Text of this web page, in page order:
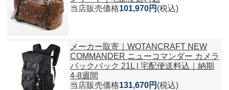
当店販売価格101,970円 (税込)
メーカー取寄｜WOTANCRAFT NEW
COMMANDER ニューコマンダー カメラ
バックパック 21L | 宅配便送料込｜納期
4-8週間
当店販売価格131,670円 (税込)